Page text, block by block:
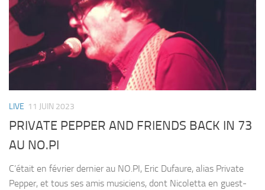
LIVE 11 JUIN 2023
PRIVATE PEPPER AND FRIENDS BACK IN 73
AU NO.PI
C’était en février dernier au NO.PI, Eric Dufaure, alias Private
Pepper, et tous ses amis musiciens, dont Nicoletta en guest-